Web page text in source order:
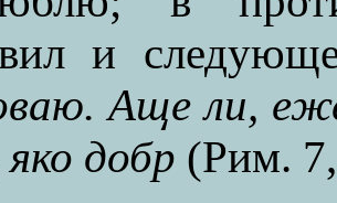
и
Аще ли,
яко добр (Рим.